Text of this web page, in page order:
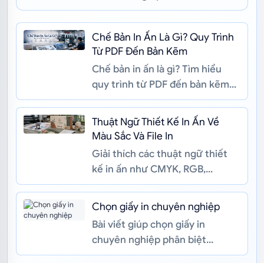
Chế Bản In Ấn Là Gì? Quy Trình
Từ PDF Đến Bản Kẽm
Chế bản in ấn là gì? Tìm hiểu
quy trình từ PDF đến bản kẽm
cùng các thuật ngữ khổ trải,
bình bài, chừa nhíp, RIP, CTP...
Thuật Ngữ Thiết Kế In Ấn Về
Màu Sắc Và File In
Giải thích các thuật ngữ thiết
kế in ấn như CMYK, RGB,
Pantone, DPI, vector, outline
font, bleed và định dạng file gi...
Chọn giấy in chuyên nghiệp
Bài viết giúp chọn giấy in
chuyên nghiệp phân biệt
Couche, Ford, Ivory, Kraft, hiểu